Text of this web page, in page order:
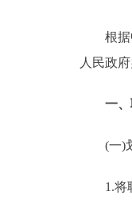
政民互动
走进北京
根据中
人民政
一、
(一)划
1.将联